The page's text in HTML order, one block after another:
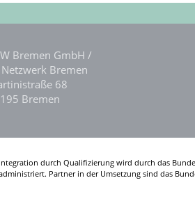
Bremen GmbH /
Bremen
68
Bremen
durch Qualifizierung wird durch das
Partner in der Umsetzung sind das